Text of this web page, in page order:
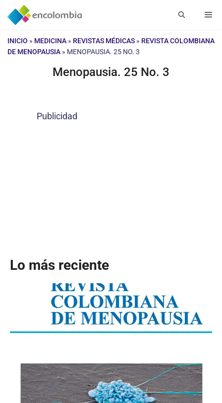
Saltar
INICIO » MEDICINA » REVISTAS MÉDICAS » REVISTA COLOMBIANA
DE MENOPAUSIA » MENOPAUSIA. 25 NO. 3
Menopausia. 25 No. 3
Publicidad
Lo más reciente